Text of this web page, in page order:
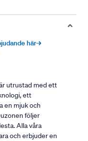
här→
utrustad med ett
ett
en mjuk och
följer
Alla våra
och erbjuder en